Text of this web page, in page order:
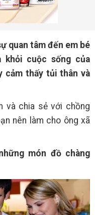
quan tâm đến em bé
khỏi cuộc sống của
cảm thấy tủi thân và
và chia sẻ với chồng
nên làm cho ông xã
món đồ chàng